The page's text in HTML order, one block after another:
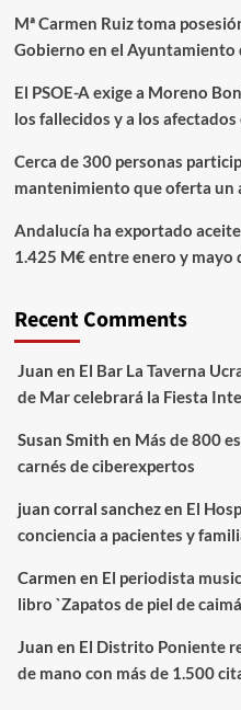
Mª Carmen Ruiz toma
Gobierno en el Ayuntamiento
El PSOE-A exige a Moreno
los fallecidos y a los
Cerca de 300 personas
mantenimiento que oferta un
Andalucía ha exportado
1.425 M€ entre enero y mayo
Recent Comments
Juan en El Bar La Taverna
de Mar celebrará la Fiesta
Susan Smith en Más de 800
carnés de ciberexpertos
juan corral sanchezen El
conciencia a pacientes y
Carmen en El periodista
libro `Zapatos de piel de
Juan en El Distrito Poniente
de mano con más de 1.500